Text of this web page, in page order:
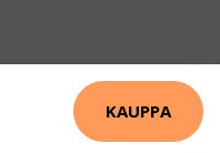
KAUPPA